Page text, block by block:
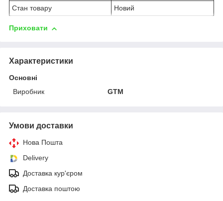
Стан товару Новий
Приховати
Характеристики
Основні
Виробник
GTM
Умови доставки
Нова Пошта
Delivery
Доставка кур'єром
Доставка поштою